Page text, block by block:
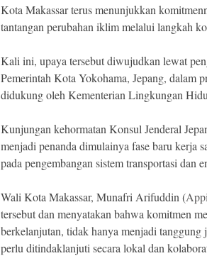
Kota Makassar terus menunjukkan
tantangan perubahan iklim melalui langkah
Kali ini, upaya tersebut diwujudkan lewat
Pemerintah Kota Yokohama, Jepang, dalam
didukung oleh Kementerian Lingkungan
Kunjungan kehormatan Konsul Jenderal
menjadi penanda dimulainya fase baru kerja
pada pengembangan sistem transportasi dan
Wali Kota Makassar, Munafri Arifuddin (
tersebut dan menyatakan bahwa komitmen
berkelanjutan, tidak hanya menjadi tanggung
perlu ditindaklanjuti secara lokal dan